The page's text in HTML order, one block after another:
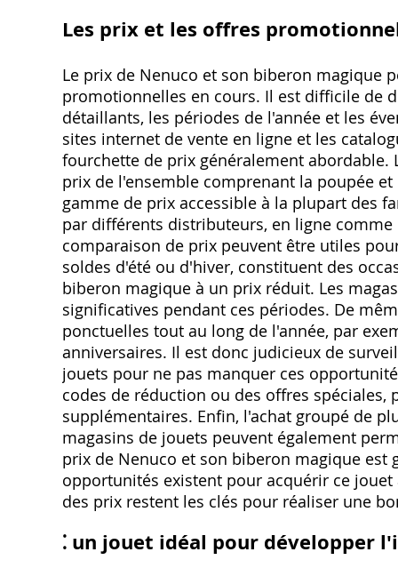
Les prix et les offres
Le prix de Nenuco et son biberon magique
promotionnelles en cours. Il est difficile de
détaillants, les périodes de l'année et les
sites internet de vente en ligne et les
fourchette de prix généralement abordable.
prix de l'ensemble comprenant la poupée
gamme de prix accessible à la plupart des
par différents distributeurs, en ligne
comparaison de prix peuvent être utiles
soldes d'été ou d'hiver, constituent des
biberon magique à un prix réduit. Les
significatives pendant ces périodes. De
ponctuelles tout au long de l'année, par
anniversaires. Il est donc judicieux de
jouets pour ne pas manquer ces
codes de réduction ou des offres
supplémentaires. Enfin, l'achat groupé de
magasins de jouets peuvent également
prix de Nenuco et son biberon magique
opportunités existent pour acquérir ce
des prix restent les clés pour réaliser une
⁚ un jouet idéal pour développer